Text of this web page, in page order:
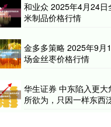
和业众 2025年4月24日
米制品价格行情
金多多策略 2025年9月
场金丝枣价格行情
华生证券 中东陷入更
所欲为，只因一样东西